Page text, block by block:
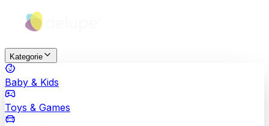
Kategorie
Baby & Kids
Toys & Games